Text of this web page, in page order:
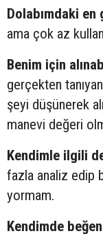
Dolabımdaki
ama çok az
Benim için
gerçekten
şeyi düşünerek
manevi değeri
Kendimle ilgili
fazla analiz edip
yormam.
Kendimde